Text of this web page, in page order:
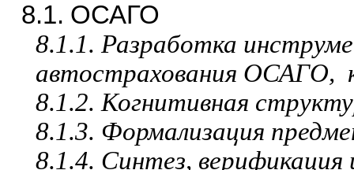
8.1. ОСАГО
8.1.1. Разработка
автострахования ОСАГО,
8.1.2. Когнитивная
8.1.3. Формализация
8.1.4. Синтез,